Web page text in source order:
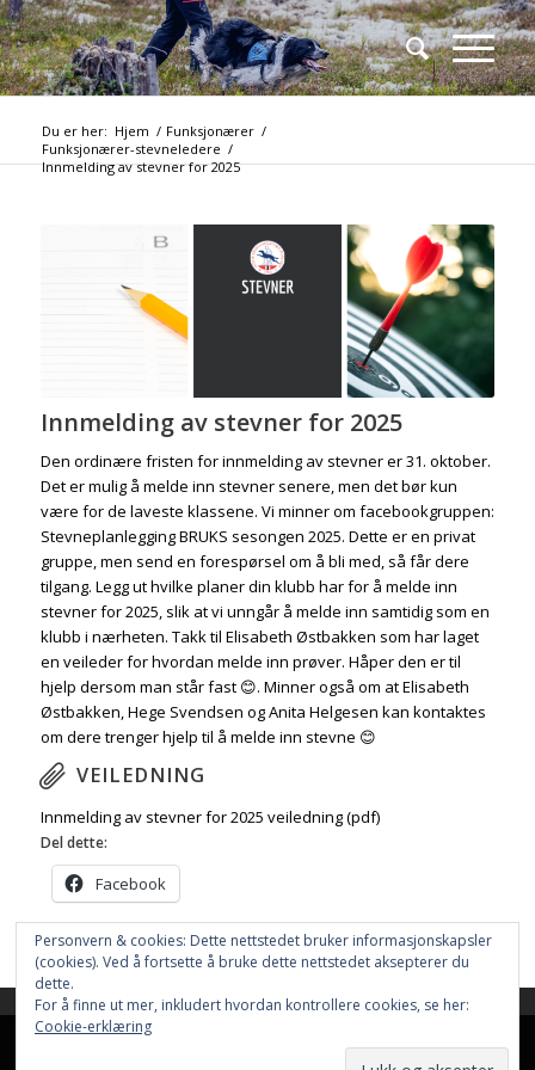
Du er her: Hjem / Funksjonærer /
Funksjonærer-stevneledere /
Innmelding av stevner for 2025
Innmelding av stevner for 2025
Den ordinære fristen for innmelding av stevner er 31. oktober.
Det er mulig å melde inn stevner senere, men det bør kun
være for de laveste klassene. Vi minner om facebookgruppen:
Stevneplanlegging BRUKS sesongen 2025. Dette er en privat
gruppe, men send en forespørsel om å bli med, så får dere
tilgang. Legg ut hvilke planer din klubb har for å melde inn
stevner for 2025, slik at vi unngår å melde inn samtidig som en
klubb i nærheten. Takk til Elisabeth Østbakken som har laget
en veileder for hvordan melde inn prøver. Håper den er til
hjelp dersom man står fast 😊. Minner også om at Elisabeth
Østbakken, Hege Svendsen og Anita Helgesen kan kontaktes
om dere trenger hjelp til å melde inn stevne 😊
VEILEDNING
Innmelding av stevner for 2025 veiledning (pdf)
Del dette:
Facebook
This site uses cookies. By continuing to browse the site, you are
Personvern & cookies: Dette nettstedet bruker informasjonskapsler
(cookies). Ved å fortsette å bruke dette nettstedet aksepterer du
dette.
For å finne ut mer, inkludert hvordan kontrollere cookies, se her:
Cookie-erklæring